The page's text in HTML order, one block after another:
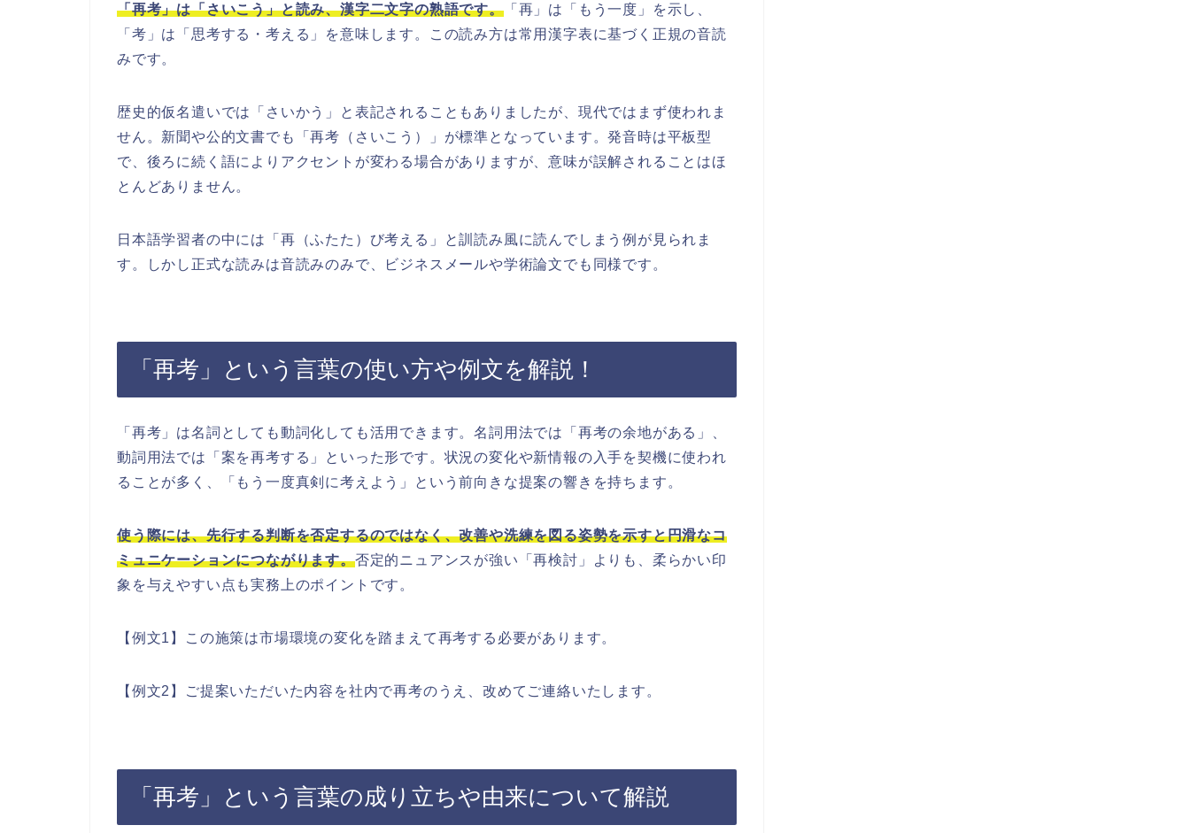
「再考」は「さいこう」と読み、漢字二文字の熟語です。「再」は「もう一度」を示し、
「考」は「思考する・考える」を意味します。この読み方は常用漢字表に基づく正規の音読
みです。
歴史的仮名遣いでは「さいかう」と表記されることもありましたが、現代ではまず使われま
せん。新聞や公的文書でも「再考（さいこう）」が標準となっています。発音時は平板型
で、後ろに続く語によりアクセントが変わる場合がありますが、意味が誤解されることはほ
とんどありません。
日本語学習者の中には「再（ふたた）び考える」と訓読み風に読んでしまう例が見られま
す。しかし正式な読みは音読みのみで、ビジネスメールや学術論文でも同様です。
「再考」という言葉の使い方や例文を解説！
「再考」は名詞としても動詞化しても活用できます。名詞用法では「再考の余地がある」、
動詞用法では「案を再考する」といった形です。状況の変化や新情報の入手を契機に使われ
ることが多く、「もう一度真剣に考えよう」という前向きな提案の響きを持ちます。
使う際には、先行する判断を否定するのではなく、改善や洗練を図る姿勢を示すと円滑なコ
ミュニケーションにつながります。否定的ニュアンスが強い「再検討」よりも、柔らかい印
象を与えやすい点も実務上のポイントです。
【例文1】この施策は市場環境の変化を踏まえて再考する必要があります。
【例文2】ご提案いただいた内容を社内で再考のうえ、改めてご連絡いたします。
「再考」という言葉の成り立ちや由来について解説